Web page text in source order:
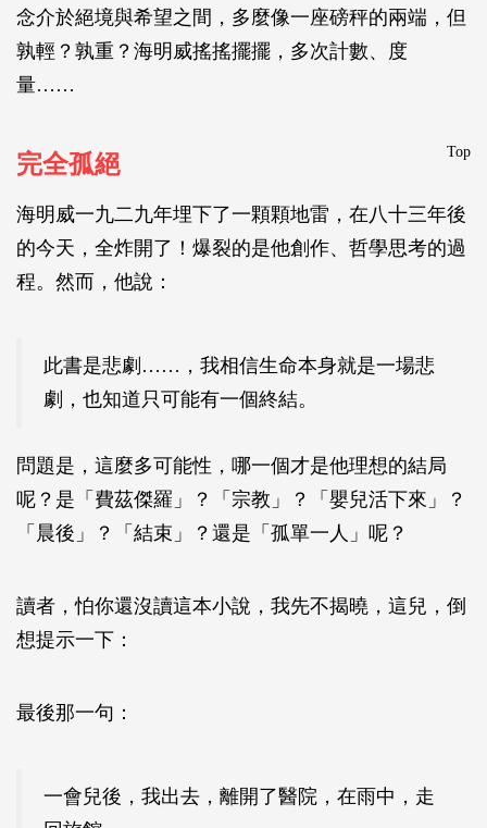
念介於絕境與希望之間，多麼像一座磅秤的兩端，但
孰輕？孰重？海明威搖搖擺擺，多次計數、度
量……
Top
完全孤絕
海明威一九二九年埋下了一顆顆地雷，在八十三年後
的今天，全炸開了！爆裂的是他創作、哲學思考的過
程。然而，他說：
此書是悲劇……，我相信生命本身就是一場悲
劇，也知道只可能有一個終結。
問題是，這麼多可能性，哪一個才是他理想的結局
呢？是「費茲傑羅」？「宗教」？「嬰兒活下來」？
「晨後」？「結束」？還是「孤單一人」呢？
讀者，怕你還沒讀這本小說，我先不揭曉，這兒，倒
想提示一下：
最後那一句：
一會兒後，我出去，離開了醫院，在雨中，走